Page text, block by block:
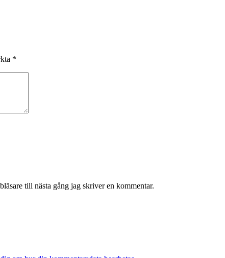
*
till nästa gång jag skriver en kommentar.